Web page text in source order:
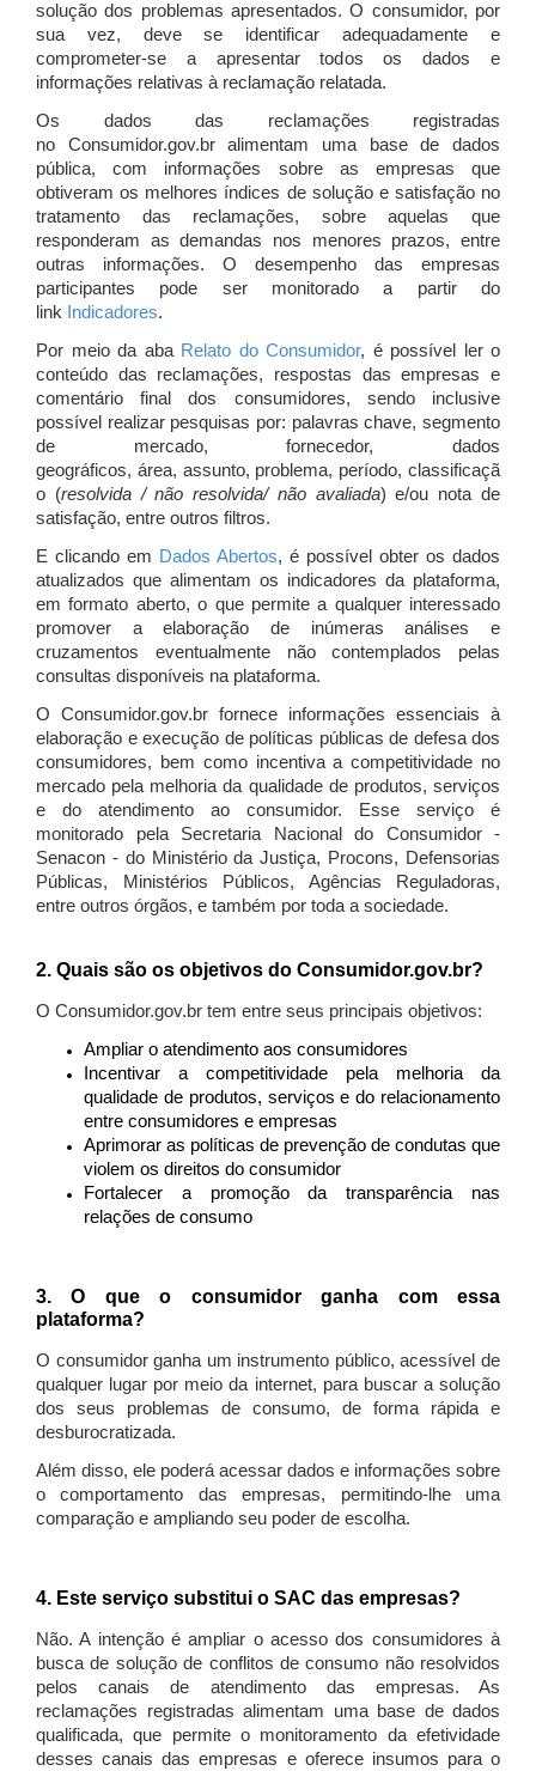
solução dos problemas apresentados. O consumidor, por
sua vez, deve se identificar adequadamente e
comprometer-se a apresentar todos os dados e
informações relativas à reclamação relatada.
Os dados das reclamações registradas
no Consumidor.gov.br alimentam uma base de dados
pública, com informações sobre as empresas que
obtiveram os melhores índices de solução e satisfação no
tratamento das reclamações, sobre aquelas que
responderam as demandas nos menores prazos, entre
outras informações. O desempenho das empresas
participantes pode ser monitorado a partir do
link Indicadores.
Por meio da aba Relato do Consumidor, é possível ler o
conteúdo das reclamações, respostas das empresas e
comentário final dos consumidores, sendo inclusive
possível realizar pesquisas por: palavras chave, segmento
de mercado, fornecedor, dados
geográficos, área, assunto, problema, período, classificaçã
o (resolvida / não resolvida/ não avaliada) e/ou nota de
satisfação, entre outros filtros.
E clicando em Dados Abertos, é possível obter os dados
atualizados que alimentam os indicadores da plataforma,
em formato aberto, o que permite a qualquer interessado
promover a elaboração de inúmeras análises e
cruzamentos eventualmente não contemplados pelas
consultas disponíveis na plataforma.
O Consumidor.gov.br fornece informações essenciais à
elaboração e execução de políticas públicas de defesa dos
consumidores, bem como incentiva a competitividade no
mercado pela melhoria da qualidade de produtos, serviços
e do atendimento ao consumidor. Esse serviço é
monitorado pela Secretaria Nacional do Consumidor -
Senacon - do Ministério da Justiça, Procons, Defensorias
Públicas, Ministérios Públicos, Agências Reguladoras,
entre outros órgãos, e também por toda a sociedade.
2. Quais são os objetivos do Consumidor.gov.br?
O Consumidor.gov.br tem entre seus principais objetivos:
Ampliar o atendimento aos consumidores
Incentivar a competitividade pela melhoria da
qualidade de produtos, serviços e do relacionamento
entre consumidores e empresas
Aprimorar as políticas de prevenção de condutas que
violem os direitos do consumidor
Fortalecer a promoção da transparência nas
relações de consumo
3. O que o consumidor ganha com essa
plataforma?
O consumidor ganha um instrumento público, acessível de
qualquer lugar por meio da internet, para buscar a solução
dos seus problemas de consumo, de forma rápida e
desburocratizada.
Além disso, ele poderá acessar dados e informações sobre
o comportamento das empresas, permitindo-lhe uma
comparação e ampliando seu poder de escolha.
4. Este serviço substitui o SAC das empresas?
Não. A intenção é ampliar o acesso dos consumidores à
busca de solução de conflitos de consumo não resolvidos
pelos canais de atendimento das empresas. As
reclamações registradas alimentam uma base de dados
qualificada, que permite o monitoramento da efetividade
desses canais das empresas e oferece insumos para o